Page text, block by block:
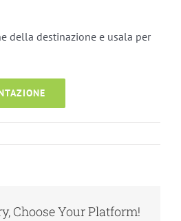
della destinazione e usala per
Choose Your Platform!